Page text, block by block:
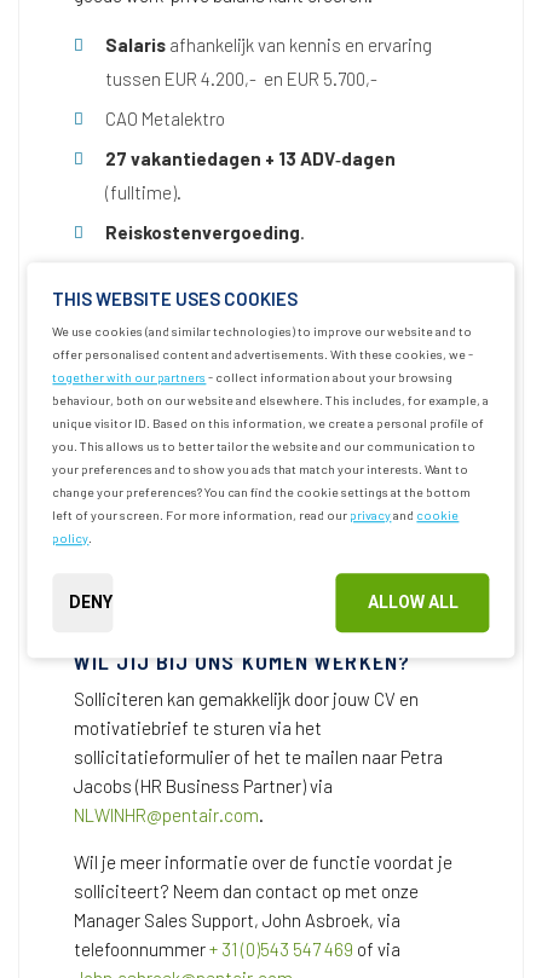
THIS WEBSITE USES COOKIES
We use cookies (and similar technologies) to improve our website and to
offer personalised content and advertisements. With these cookies, we -
together with our partners - collect information about your browsing
behaviour, both on our website and elsewhere. This includes, for example, a
unique visitor ID. Based on this information, we create a personal profile of
you. This allows us to better tailor the website and our communication to
your preferences and to show you ads that match your interests. Want to
change your preferences? You can find the cookie settings at the bottom
left of your screen. For more information, read our privacyand cookie
policy
DENY ALLOW ALL
Salaris afhankelijk van kennis en ervaring
tussen EUR 4.200,- en EUR 5.700,-
CAO Metalektro
27 vakantiedagen + 13 ADV‑dagen
(fulltime).
Reiskostenvergoeding.
Aandacht voor welzijn en gezondheid, gericht
op duurzame inzetbaarheid.
Flexibele werktijden.
Betrokken personeelsvereniging en aandacht
Pentair staat voor eerlijke en transparante
WIL JIJ BIJ ONS KOMEN WERKEN?
Solliciteren kan gemakkelijk door jouw CV en
motivatiebrief te sturen via het
sollicitatieformulier of het te mailen naar Petra
Jacobs (HR Business Partner) via
NLWINHR@pentair.com.
Wil je meer informatie over de functie voordat je
solliciteert? Neem dan contact op met onze
Manager Sales Support, John Asbroek, via
telefoonnummer+ 31 (0)543 547 469 of via